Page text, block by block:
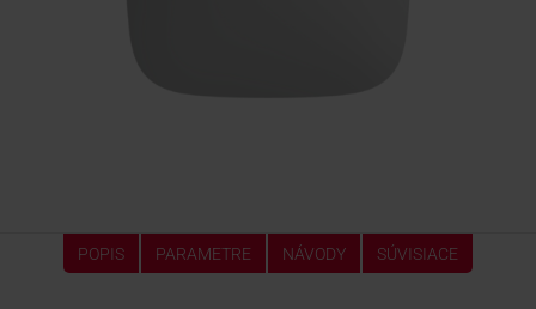
POPIS PARAMETRE NÁVODY SÚVISIACE